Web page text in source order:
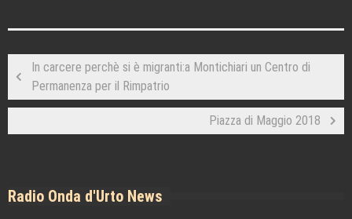
In carcere perchè si è migranti:a Montichiari un Centro di
Permanenza per il Rimpatrio
Piazza di Maggio 2018
Radio Onda d'Urto News